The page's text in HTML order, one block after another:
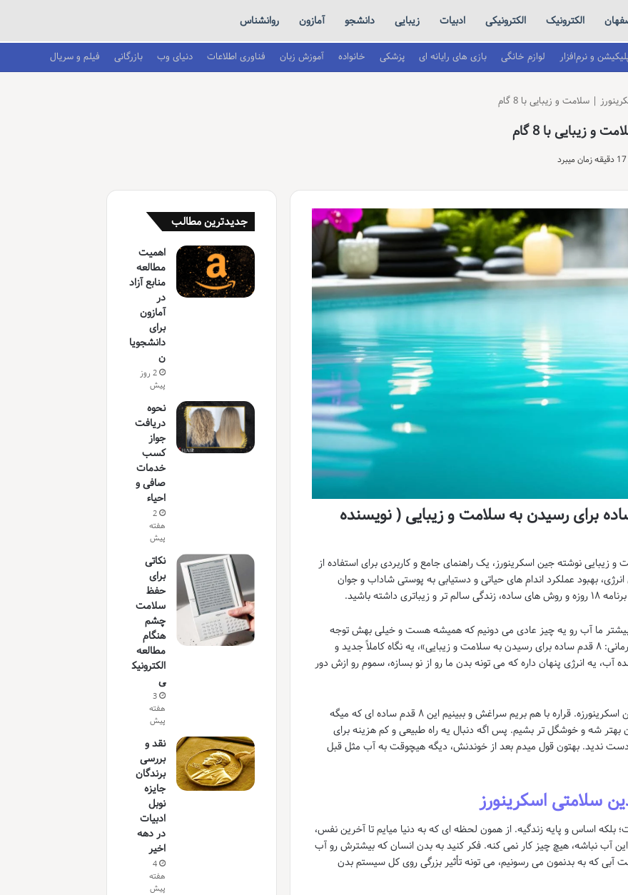
الکترونیک الکترونیکی ادبیات زیبایی دانشجو آمازون روانشناس
و نرم‌افزار لوازم خانگی بازی های رایانه ای پزشکی خانواده آموزش زبان فناوری اطلاعات دنیای وب بازرگانی فیلم و سریال
| سلامت و زیبایی با 8 گام
زیبایی با 8 گام
آب درمانی: 8 قدم ساده برای رسیدن به سلامت و زیبایی ( نویسنده
به سلامت و زیبایی نوشته جین اسکرینورز، یک راهنمای جامع و کاربردی برای استفاده از
بهبود عملکرد اندام های حیاتی و دستیابی به پوستی شاداب و جوان
باشید.
ما آب رو یه چیز عادی می دونیم که همیشه هست و خیلی بهش توجه
نمی کنیم. اما جین اسکرینورز، نویسنده کتاب «آب درمانی: ۸ قدم ساده برای رسیدن به سلامت و زیبایی»، یه نگاه کاملاً جدید و
یه انرژی پنهان داره که می تونه بدن ما رو از نو بسازه، سموم رو ازش دور
این مقاله یه جورایی میشه گفت نقشه راه کتاب جین اسکرینورزه. قراره با هم بریم سراغش و ببینیم این ۸ قدم ساده ای که میگه
بهتر شه و خوشگل تر بشیم. پس اگه دنبال یه راه طبیعی و کم هزینه برای
دست ندید. بهتون قول میدم بعد از خوندنش، دیگه هیچوقت به آب مثل قبل
اساس و پایه زندگیه. از همون لحظه ای که به دنیا میایم تا آخرین نفس،
آب نباشه، هیچ چیز کار نمی کنه. فکر کنید به بدن انسان که بیشترش رو آب
آبی که به بدنمون می رسونیم، می تونه تأثیر بزرگی روی کل سیستم بدن
جدیدترین مطالب
اهمیت
مطالعه
منابع آزاد
در
آمازون
برای
دانشجویا
ن
2 روز
پیش
نحوه
دریافت
جواز
کسب
خدمات
صافی و
احیاء
2
هفته
پیش
نکاتی
برای
حفظ
سلامت
چشم
هنگام
مطالعه
الکترونیک
ی
3
هفته
پیش
نقد و
بررسی
برندگان
جایزه
نوبل
ادبیات
در دهه
اخیر
4
هفته
پیش